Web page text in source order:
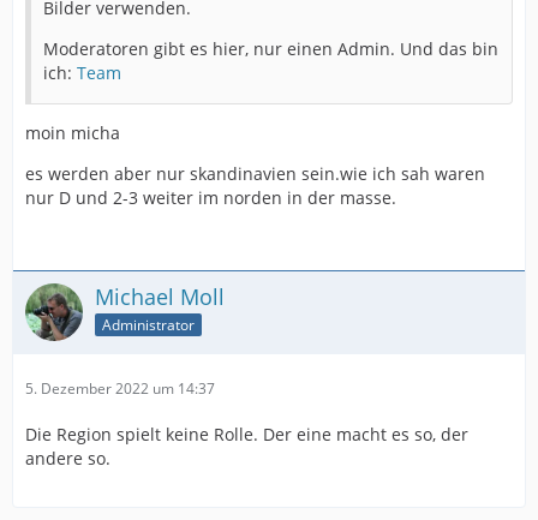
Bilder verwenden.
Moderatoren gibt es hier, nur einen Admin. Und das bin
ich: Team
moin micha
es werden aber nur skandinavien sein.wie ich sah waren
nur D und 2-3 weiter im norden in der masse.
Michael Moll
Administrator
5. Dezember 2022 um 14:37
Die Region spielt keine Rolle. Der eine macht es so, der
andere so.